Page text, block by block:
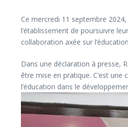
Ce mercredi 11 septembre
l’établissement de poursuivre
collaboration axée sur
Dans une déclaration à presse,
être mise en pratique. C’est
l’éducation dans le